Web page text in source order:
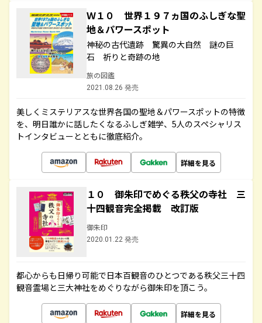
Ｗ１０ 世界１９７ヵ国のふしぎな聖
地＆パワースポット
神秘の古代遺跡 驚異の大自然 謎の巨
石 祈りと奇跡の地
旅の図鑑
2021.08.26 発売
美しくミステリアスな世界各国の聖地＆パワースポットの特徴
を、明日誰かに話したくなるふしぎ雑学、5人のスペシャリス
トインタビューとともに徹底紹介。
詳細を見る
１０ 御朱印でめぐる秩父の寺社 三
十四観音完全掲載 改訂版
御朱印
2020.01.22 発売
都心からも日帰り可能で日本百観音のひとつである秩父三十四
観音霊場と三大神社をめぐりながら御朱印を頂こう。
詳細を見る